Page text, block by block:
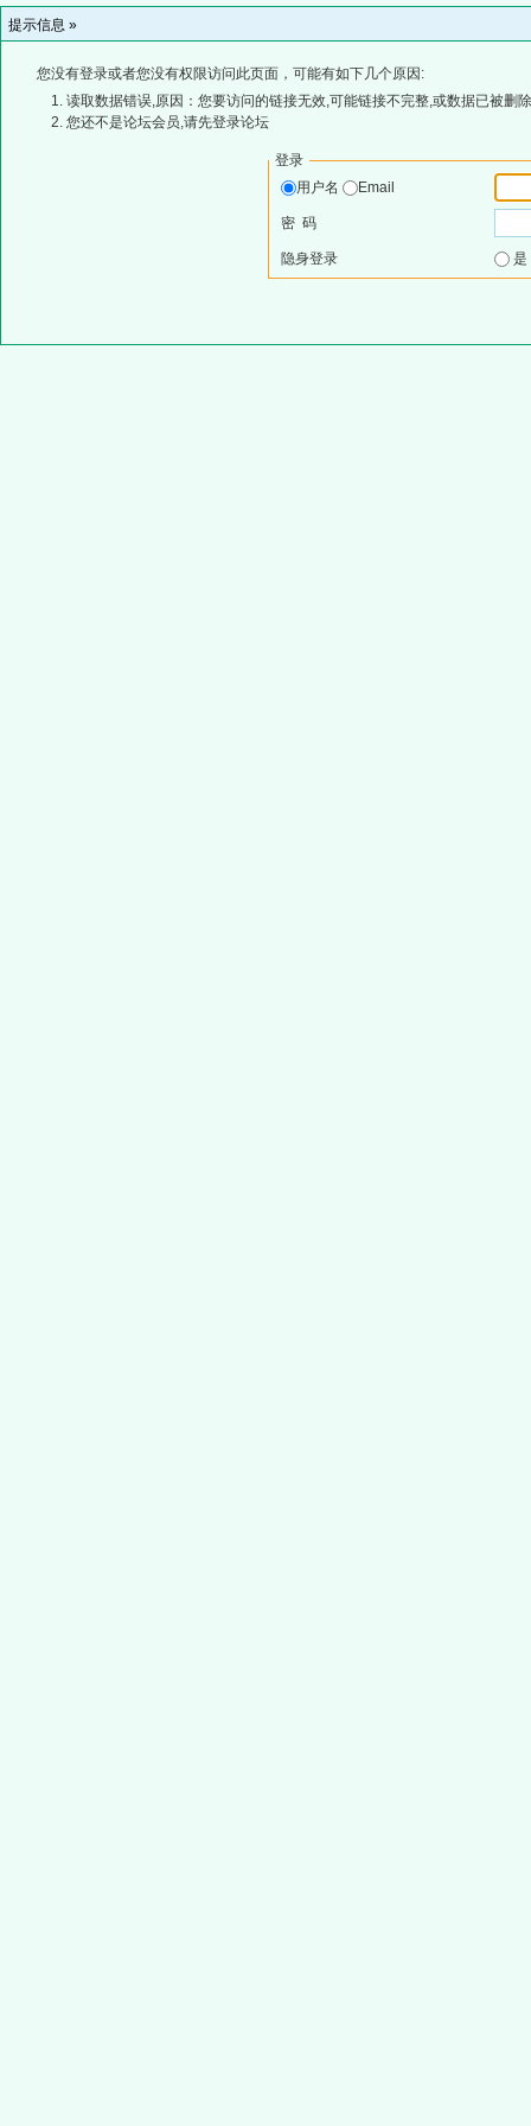
提示信息 »
您没有登录或者您没有权限访问此页面，可能有如下几个原因:
读取数据错误,原因：您要访问的链接无效,可能链接不完整,或数据已被删
您还不是论坛会员,请先登录论坛
登录
用户名
Email
密 码
隐身登录